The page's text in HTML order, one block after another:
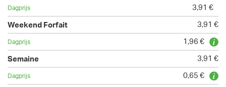
3,91 €
3,91 €
1,96 €
3,91 €
0,65 €